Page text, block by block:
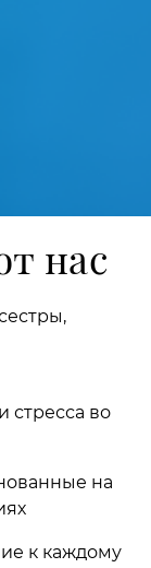
нас
стресса во
на
к каждому